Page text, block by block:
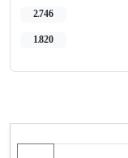
2,746
1,820